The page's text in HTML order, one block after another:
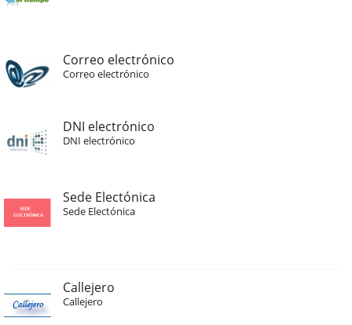
Correo electrónico
Correo electrónico
DNI electrónico
DNI electrónico
Sede Electónica
Sede Electónica
Callejero
Callejero